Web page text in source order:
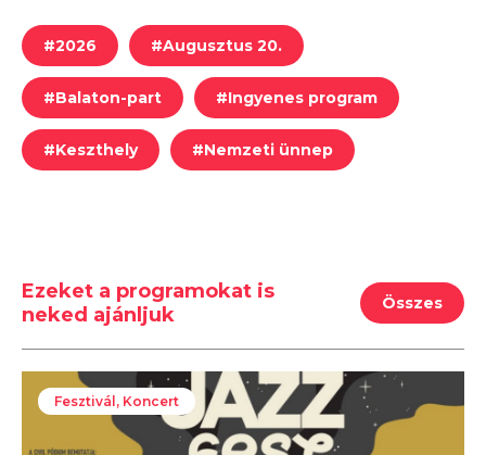
#2026 #Augusztus 20.
#Balaton-part #Ingyenes program
#Keszthely #Nemzeti ünnep
Ezeket a programokat is
neked ajánljuk
Összes
Fesztivál, Koncert